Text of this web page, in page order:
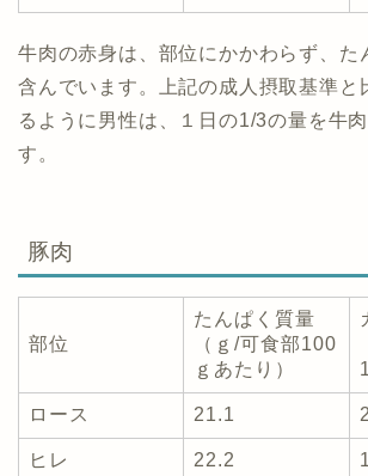
牛肉の赤身は、部位にかかわらず、た
含んでいます。上記の成人摂取基準と
るように男性は、１日の1/3の量を牛
す。
豚肉
部位
たんぱく質量
（ｇ/可食部100
ｇあたり）
ロース 21.1
ヒレ 22.2